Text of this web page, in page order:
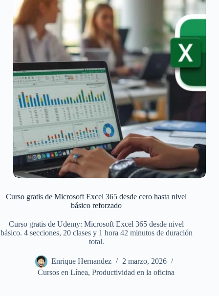
Curso gratis de Microsoft Excel 365 desde cero hasta nivel
básico reforzado
Curso gratis de Udemy: Microsoft Excel 365 desde nivel
básico. 4 secciones, 20 clases y 1 hora 42 minutos de duración
total.
Enrique Hernandez
2 marzo, 2026
Cursos en Línea,Productividad en la oficina